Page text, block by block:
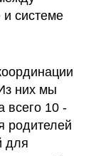
и системе
них мы
всего 10 -
родителей
для